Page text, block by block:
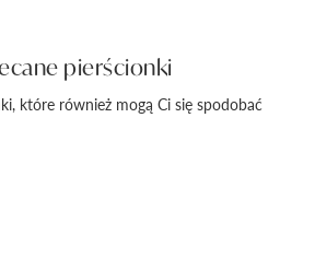
pierścionki
które również mogą Ci się spodobać